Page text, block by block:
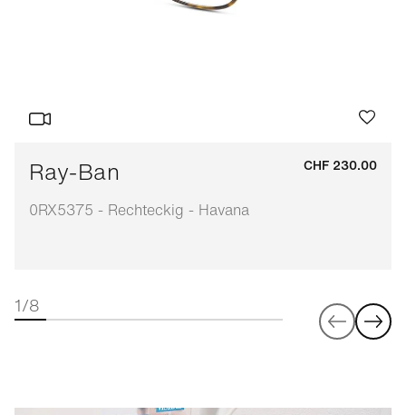
Ray-Ban
0RX5375 - Rechteckig - Havana
CHF 230.00
1/8